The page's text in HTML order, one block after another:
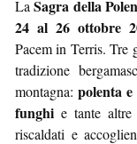
LaSagra della
24 al 26 ottobre
Pacem in Terris. Tre
tradizione
montagna:polenta
funghi e tante
riscaldati e